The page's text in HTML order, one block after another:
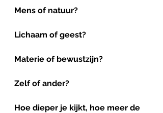
Mens of natuur?
Lichaam of geest?
Materie of bewustzijn?
Zelf of ander?
Hoe dieper je kijkt, hoe meer de